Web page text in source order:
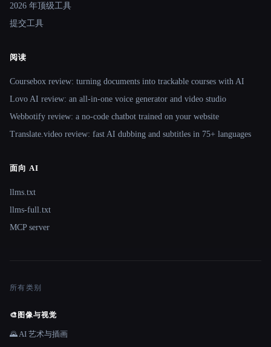
2026 年顶级工具
提交工具
阅读
Coursebox review: turning documents into trackable courses with AI
Lovo AI review: an all-in-one voice generator and video studio
Webbotify review: a no-code chatbot trained on your website
Translate.video review: fast AI dubbing and subtitles in 75+ languages
面向 AI
llms.txt
llms-full.txt
MCP server
所有类别
🎨 图像与视觉
🌄 AI 艺术与插画